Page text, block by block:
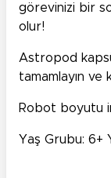
görevinizi bir
olur!
Astropod
tamamlayın ve
Robot boyutu
Yaş Grubu: 6+